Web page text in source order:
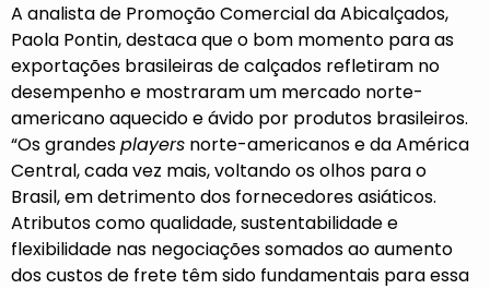
A analista de Promoção Comercial da Abicalçados,
Paola Pontin, destaca que o bom momento para as
exportações brasileiras de calçados refletiram no
desempenho e mostraram um mercado norte-
americano aquecido e ávido por produtos brasileiros.
“Os grandesplayers norte-americanos e da América
Central, cada vez mais, voltando os olhos para o
Brasil, em detrimento dos fornecedores asiáticos.
Atributos como qualidade, sustentabilidade e
flexibilidade nas negociações somados ao aumento
dos custos de frete têm sido fundamentais para essa